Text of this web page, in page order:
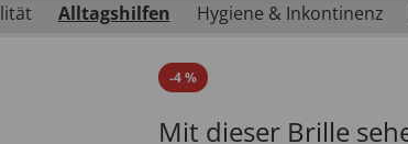
Alltagshilfen Hygiene & Inkontinenz
-4%
Mit dieser Brille